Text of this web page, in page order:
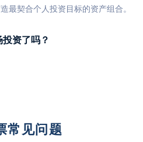
最契合个人投资目标的资产组合。
资了吗？
常见问题